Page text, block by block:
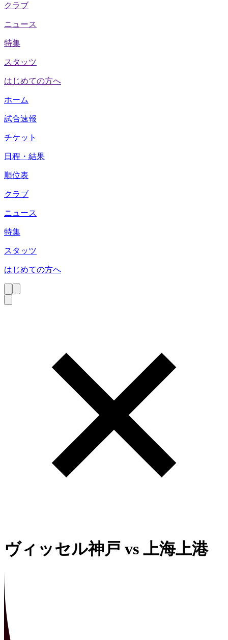
クラブ
ニュース
特集
スタッツ
はじめての方へ
ホーム
試合速報
チケット
日程・結果
順位表
クラブ
ニュース
特集
スタッツ
はじめての方へ
ヴィッセル神戸 vs 上海上港